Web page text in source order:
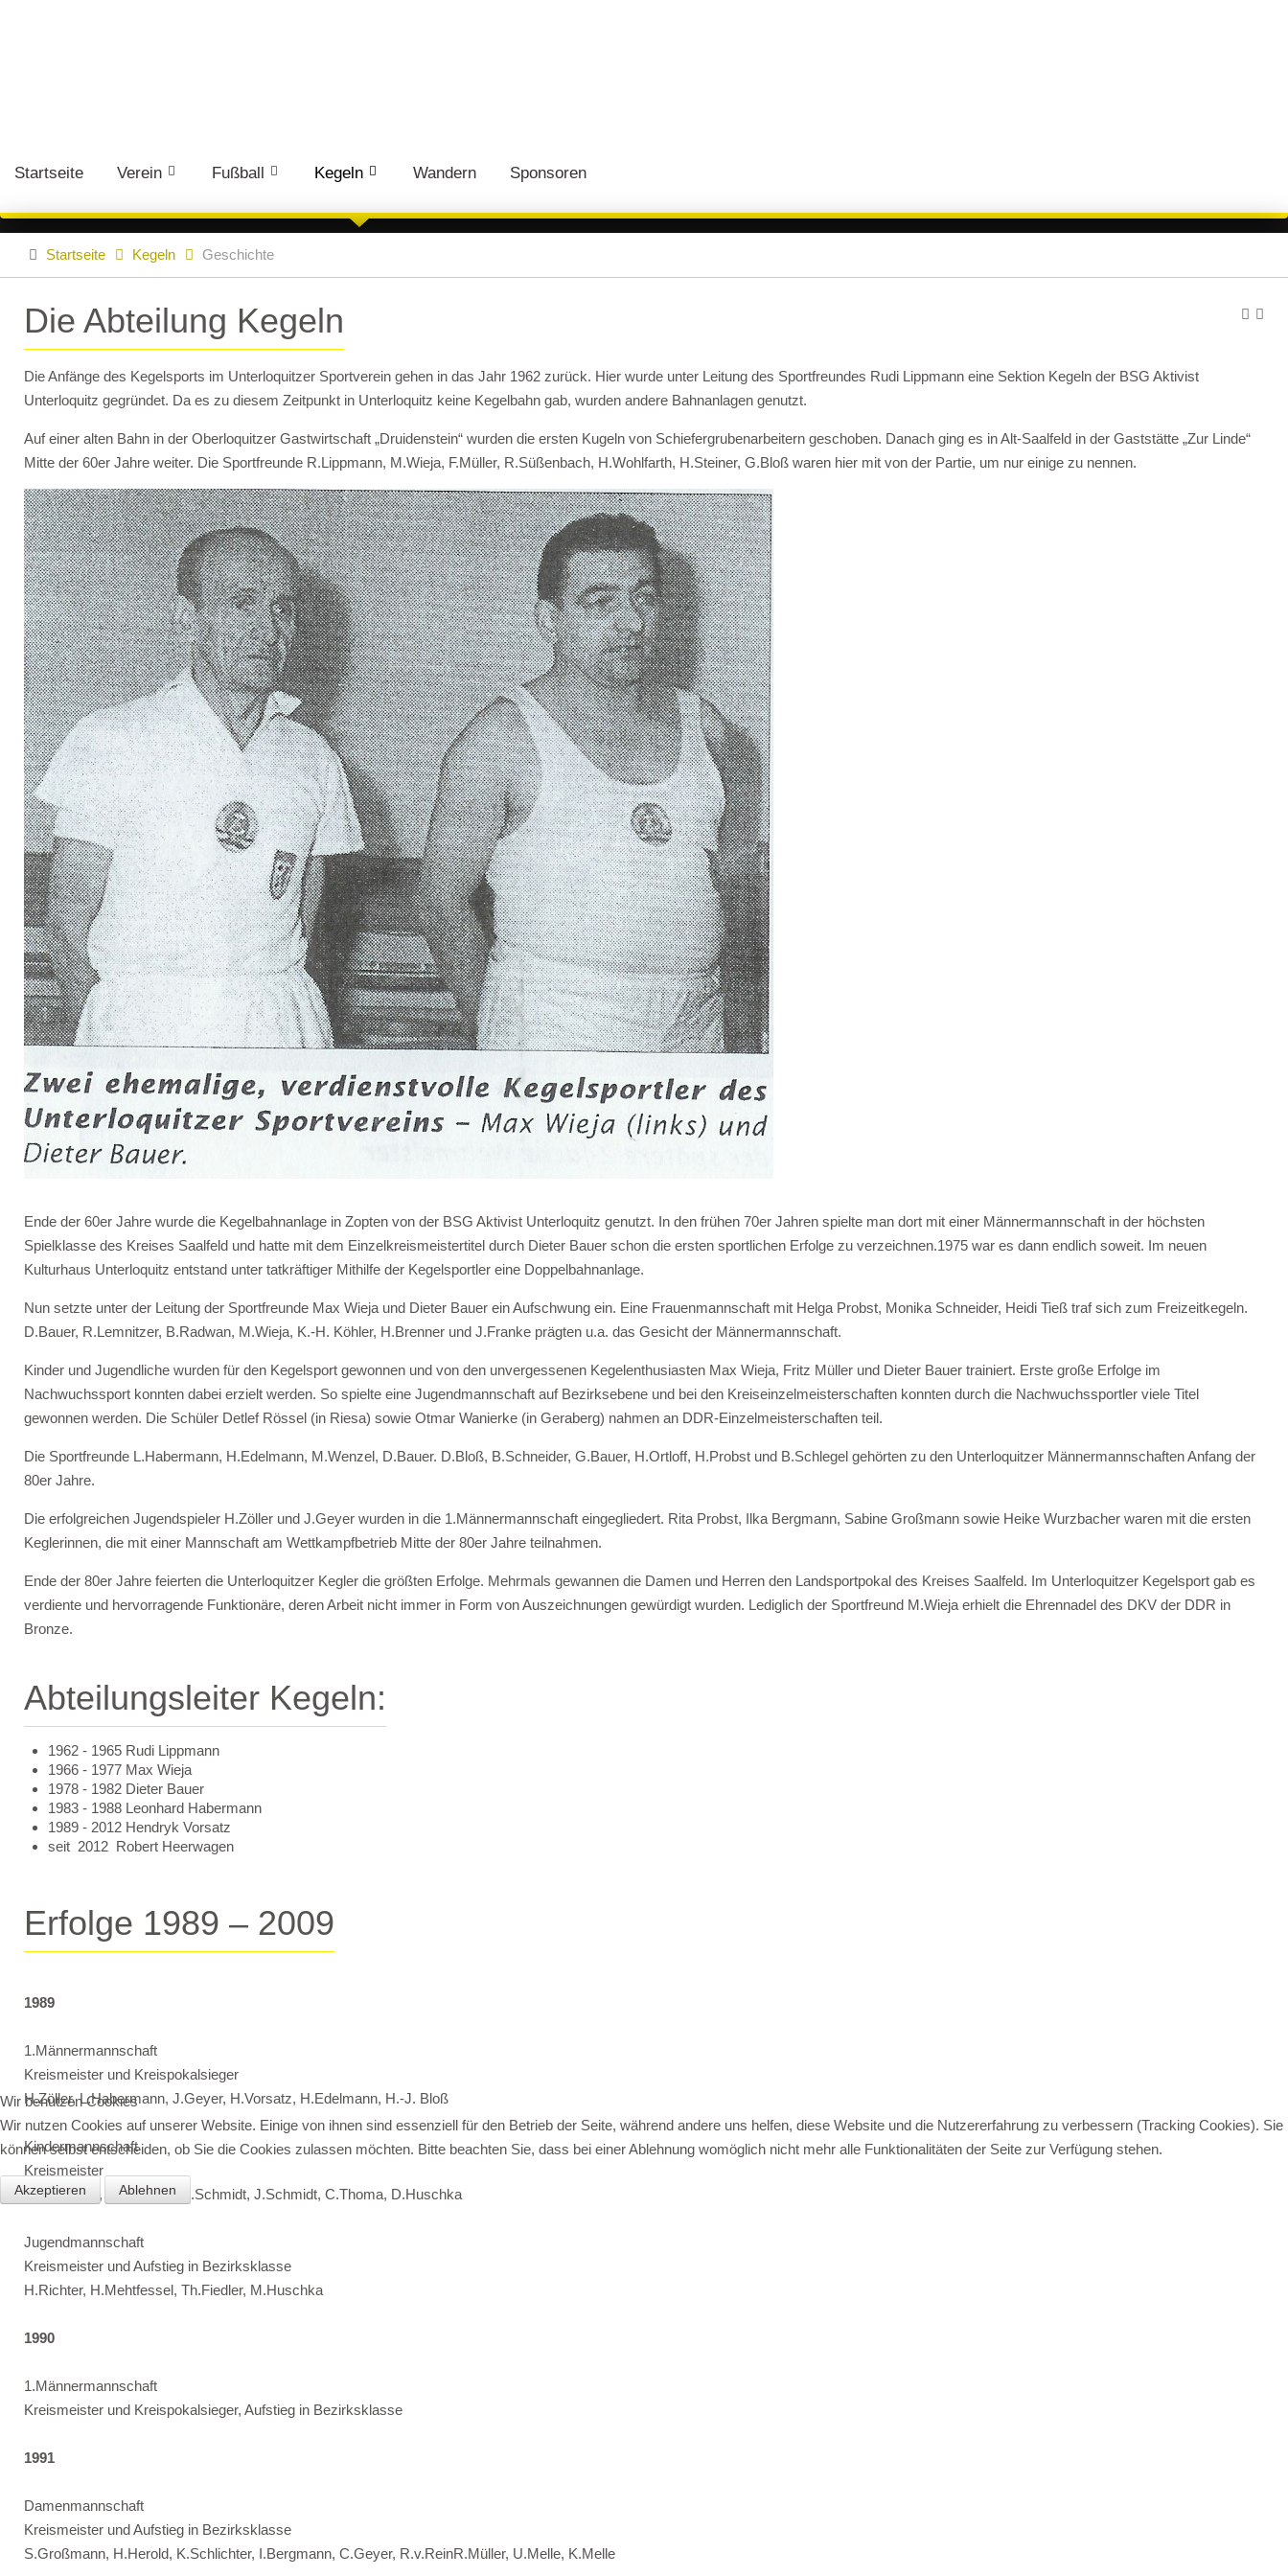
Startseite Verein Fußball Kegeln Wandern Sponsoren
Startseite Kegeln Geschichte
Die Abteilung Kegeln
Die Anfänge des Kegelsports im Unterloquitzer Sportverein gehen in das Jahr 1962 zurück. Hier wurde unter Leitung des Sportfreundes Rudi Lippmann eine Sektion Kegeln der BSG Aktivist
Unterloquitz gegründet. Da es zu diesem Zeitpunkt in Unterloquitz keine Kegelbahn gab, wurden andere Bahnanlagen genutzt.
Auf einer alten Bahn in der Oberloquitzer Gastwirtschaft „Druidenstein“ wurden die ersten Kugeln von Schiefergrubenarbeitern geschoben. Danach ging es in Alt-Saalfeld in der Gaststätte „Zur Linde“
Mitte der 60er Jahre weiter. Die Sportfreunde R.Lippmann, M.Wieja, F.Müller, R.Süßenbach, H.Wohlfarth, H.Steiner, G.Bloß waren hier mit von der Partie, um nur einige zu nennen.
Ende der 60er Jahre wurde die Kegelbahnanlage in Zopten von der BSG Aktivist Unterloquitz genutzt. In den frühen 70er Jahren spielte man dort mit einer Männermannschaft in der höchsten
Spielklasse des Kreises Saalfeld und hatte mit dem Einzelkreismeistertitel durch Dieter Bauer schon die ersten sportlichen Erfolge zu verzeichnen.1975 war es dann endlich soweit. Im neuen
Kulturhaus Unterloquitz entstand unter tatkräftiger Mithilfe der Kegelsportler eine Doppelbahnanlage.
Nun setzte unter der Leitung der Sportfreunde Max Wieja und Dieter Bauer ein Aufschwung ein. Eine Frauenmannschaft mit Helga Probst, Monika Schneider, Heidi Tieß traf sich zum Freizeitkegeln.
D.Bauer, R.Lemnitzer, B.Radwan, M.Wieja, K.-H. Köhler, H.Brenner und J.Franke prägten u.a. das Gesicht der Männermannschaft.
Kinder und Jugendliche wurden für den Kegelsport gewonnen und von den unvergessenen Kegelenthusiasten Max Wieja, Fritz Müller und Dieter Bauer trainiert. Erste große Erfolge im
Nachwuchssport konnten dabei erzielt werden. So spielte eine Jugendmannschaft auf Bezirksebene und bei den Kreiseinzelmeisterschaften konnten durch die Nachwuchssportler viele Titel
gewonnen werden. Die Schüler Detlef Rössel (in Riesa) sowie Otmar Wanierke (in Geraberg) nahmen an DDR-Einzelmeisterschaften teil.
Die Sportfreunde L.Habermann, H.Edelmann, M.Wenzel, D.Bauer. D.Bloß, B.Schneider, G.Bauer, H.Ortloff, H.Probst und B.Schlegel gehörten zu den Unterloquitzer Männermannschaften Anfang der
80er Jahre.
Die erfolgreichen Jugendspieler H.Zöller und J.Geyer wurden in die 1.Männermannschaft eingegliedert. Rita Probst, Ilka Bergmann, Sabine Großmann sowie Heike Wurzbacher waren mit die ersten
Keglerinnen, die mit einer Mannschaft am Wettkampfbetrieb Mitte der 80er Jahre teilnahmen.
Ende der 80er Jahre feierten die Unterloquitzer Kegler die größten Erfolge. Mehrmals gewannen die Damen und Herren den Landsportpokal des Kreises Saalfeld. Im Unterloquitzer Kegelsport gab es
verdiente und hervorragende Funktionäre, deren Arbeit nicht immer in Form von Auszeichnungen gewürdigt wurden. Lediglich der Sportfreund M.Wieja erhielt die Ehrennadel des DKV der DDR in
Bronze.
Abteilungsleiter Kegeln:
1962 - 1965 Rudi Lippmann
1966 - 1977 Max Wieja
1978 - 1982 Dieter Bauer
1983 - 1988 Leonhard Habermann
1989 - 2012 Hendryk Vorsatz
seit 2012 Robert Heerwagen
Erfolge 1989 – 2009
1989
1.Männermannschaft
Kreismeister und Kreispokalsieger
H.Zöller, L.Habermann, J.Geyer, H.Vorsatz, H.Edelmann, H.-J. Bloß
Kindermannschaft
Kreismeister
J.Weinhardt, V.Schlegel, N.Schmidt, J.Schmidt, C.Thoma, D.Huschka
Jugendmannschaft
Kreismeister und Aufstieg in Bezirksklasse
H.Richter, H.Mehtfessel, Th.Fiedler, M.Huschka
1990
1.Männermannschaft
Kreismeister und Kreispokalsieger, Aufstieg in Bezirksklasse
1991
Damenmannschaft
Kreismeister und Aufstieg in Bezirksklasse
S.Großmann, H.Herold, K.Schlichter, I.Bergmann, C.Geyer, R.v.ReinR.Müller, U.Melle, K.Melle
Wir benutzen Cookies
Wir nutzen Cookies auf unserer Website. Einige von ihnen sind essenziell für den Betrieb der Seite, während andere uns helfen, diese Website und die Nutzererfahrung zu verbessern (Tracking Cookies). Sie
können selbst entscheiden, ob Sie die Cookies zulassen möchten. Bitte beachten Sie, dass bei einer Ablehnung womöglich nicht mehr alle Funktionalitäten der Seite zur Verfügung stehen.
Akzeptieren Ablehnen